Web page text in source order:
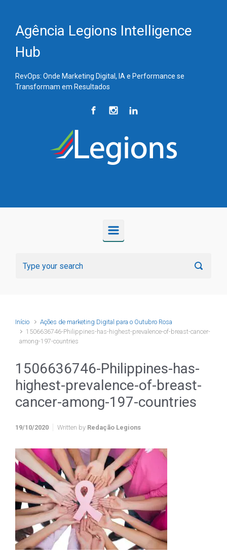
Agência Legions Intelligence
Hub
RevOps: Onde Marketing Digital, IA e Performance se
Transformam em Resultados
Início
Ações de marketing Digital para o Outubro Rosa
1506636746-Philippines-has-highest-prevalence-of-breast-cancer-
among-197-countries
1506636746-Philippines-has-
highest-prevalence-of-breast-
cancer-among-197-countries
19/10/2020 Written by Redação Legions